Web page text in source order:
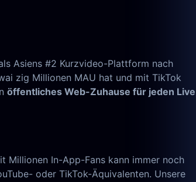
Asiens #2 Kurzvideo-Plattform nach
zig Millionen MAU hat und mit TikTok
öffentliches Web-Zuhause für jeden Live
Millionen In-App-Fans kann immer noch
oder TikTok-Äquivalenten. Unsere